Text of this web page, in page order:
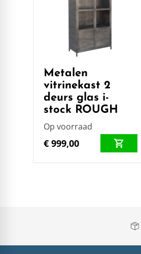
Metalen
vitrinekast 2
deurs glas i-
stock ROUGH
Op voorraad
€ 999,00